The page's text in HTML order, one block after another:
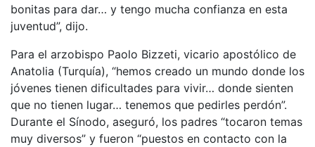
bonitas para dar… y tengo mucha confianza en esta
juventud”, dijo.
Para el arzobispo Paolo Bizzeti, vicario apostólico de
Anatolia (Turquía), “hemos creado un mundo donde los
jóvenes tienen dificultades para vivir… donde sienten
que no tienen lugar… tenemos que pedirles perdón”.
Durante el Sínodo, aseguró, los padres “tocaron temas
muy diversos” y fueron “puestos en contacto con la